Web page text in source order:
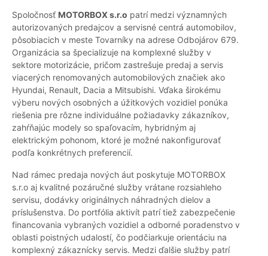
Spoločnosť MOTORBOX s.r.o patrí medzi významných
autorizovaných predajcov a servisné centrá automobilov,
pôsobiacich v meste Tovarníky na adrese Odbojárov 679.
Organizácia sa špecializuje na komplexné služby v
sektore motorizácie, pričom zastrešuje predaj a servis
viacerých renomovaných automobilových značiek ako
Hyundai, Renault, Dacia a Mitsubishi. Vďaka širokému
výberu nových osobných a úžitkových vozidiel ponúka
riešenia pre rôzne individuálne požiadavky zákazníkov,
zahŕňajúc modely so spaľovacím, hybridným aj
elektrickým pohonom, ktoré je možné nakonfigurovať
podľa konkrétnych preferencií.
Nad rámec predaja nových áut poskytuje MOTORBOX
s.r.o aj kvalitné pozáručné služby vrátane rozsiahleho
servisu, dodávky originálnych náhradných dielov a
príslušenstva. Do portfólia aktivít patrí tiež zabezpečenie
financovania vybraných vozidiel a odborné poradenstvo v
oblasti poistných udalostí, čo podčiarkuje orientáciu na
komplexný zákaznícky servis. Medzi ďalšie služby patrí